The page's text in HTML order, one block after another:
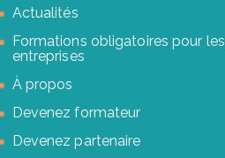
Actualités
Formations obligatoires pour les
entreprises
À propos
Devenez formateur
Devenez partenaire